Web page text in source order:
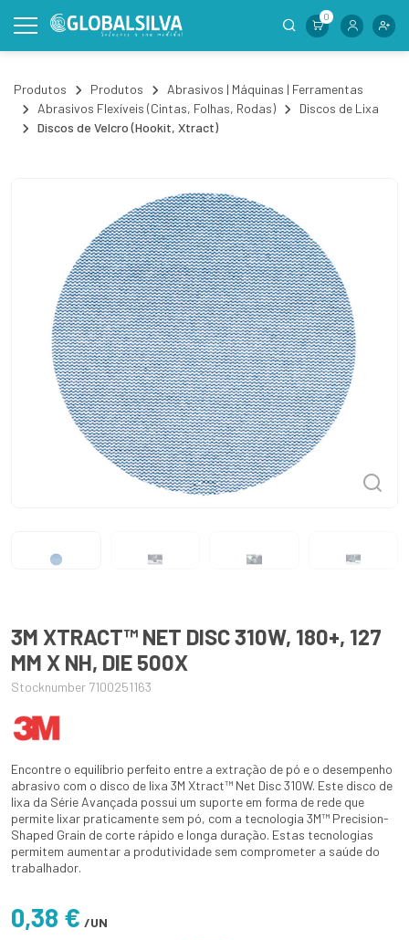
0
Produtos Produtos
Abrasivos | Máquinas | Ferramentas
Abrasivos Flexíveis (Cintas, Folhas, Rodas)
Discos de Lixa
Discos de Velcro (Hookit, Xtract)
3M XTRACT™ NET DISC 310W, 180+, 127
MM X NH, DIE 500X
Stocknumber 7100251163
Encontre o equilíbrio perfeito entre a extração de pó e o desempenho
abrasivo com o disco de lixa 3M Xtract™ Net Disc 310W. Este disco de
lixa da Série Avançada possui um suporte em forma de rede que
permite lixar praticamente sem pó, com a tecnologia 3M™ Precision-
Shaped Grain de corte rápido e longa duração. Estas tecnologias
permitem aumentar a produtividade sem comprometer a saúde do
trabalhador.
0,38 € /UN